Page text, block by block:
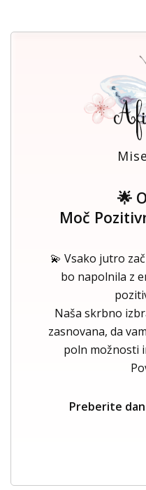
🌟
Moč
💫 Vsako jutro
bo napolnila z
Naša skrbno
zasnovana, da
poln možnosti
Preberite